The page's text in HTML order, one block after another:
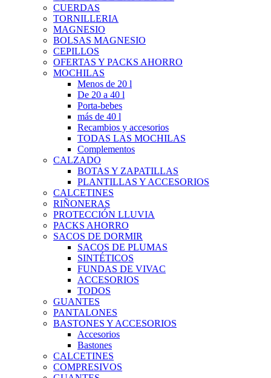
CUERDAS
TORNILLERIA
MAGNESIO
BOLSAS MAGNESIO
CEPILLOS
OFERTAS Y PACKS AHORRO
MOCHILAS
Menos de 20 l
De 20 a 40 l
Porta-bebes
más de 40 l
Recambios y accesorios
TODAS LAS MOCHILAS
Complementos
CALZADO
BOTAS Y ZAPATILLAS
PLANTILLAS Y ACCESORIOS
CALCETINES
RIÑONERAS
PROTECCIÓN LLUVIA
PACKS AHORRO
SACOS DE DORMIR
SACOS DE PLUMAS
SINTÉTICOS
FUNDAS DE VIVAC
ACCESORIOS
TODOS
GUANTES
PANTALONES
BASTONES Y ACCESORIOS
Accesorios
Bastones
CALCETINES
COMPRESIVOS